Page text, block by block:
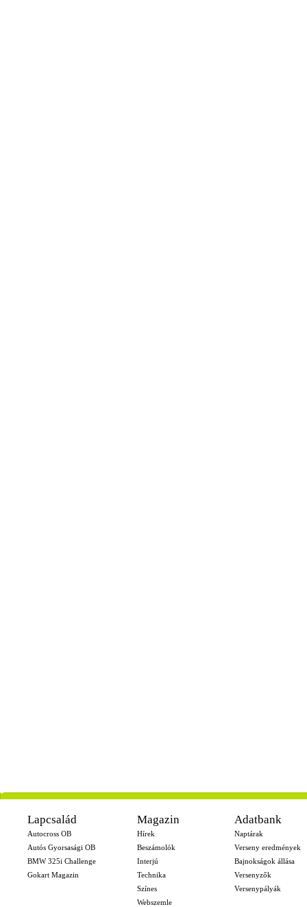
-
Lapcsalád
Autocross OB
Autós Gyorsasági OB
BMW 325i Challenge
Gokart Magazin
Magazin
Hírek
Beszámolók
Interjú
Technika
Színes
Webszemle
Adatbank
Naptárak
Verseny eredmények
Bajnokságok állása
Versenyzők
Versenypályák